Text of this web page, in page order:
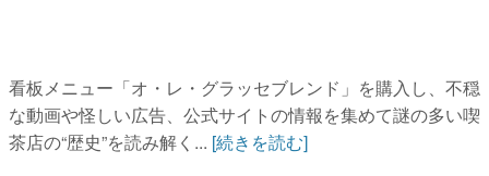
看板メニュー「オ・レ・グラッセブレンド」を購入し、不穏
な動画や怪しい広告、公式サイトの情報を集めて謎の多い喫
茶店の“歴史”を読み解く... [続きを読む]